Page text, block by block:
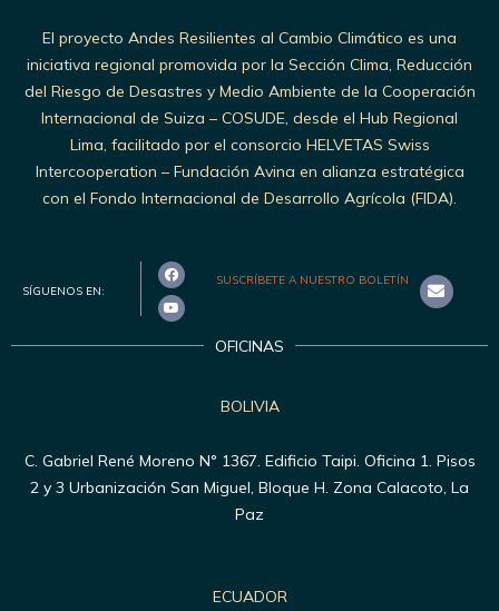
El proyecto Andes Resilientes al Cambio Climático es una
iniciativa regional promovida por la Sección Clima, Reducción
del Riesgo de Desastres y Medio Ambiente de la Cooperación
Internacional de Suiza – COSUDE, desde el Hub Regional
Lima, facilitado por el consorcio HELVETAS Swiss
Intercooperation – Fundación Avina en alianza estratégica
con el Fondo Internacional de Desarrollo Agrícola (FIDA).
SÍGUENOS EN:
SUSCRÍBETE A NUESTRO BOLETÍN
OFICINAS
BOLIVIA
C. Gabriel René Moreno N° 1367. Edificio Taipi. Oficina 1. Pisos
2 y 3 Urbanización San Miguel, Bloque H. Zona Calacoto, La
Paz
ECUADOR